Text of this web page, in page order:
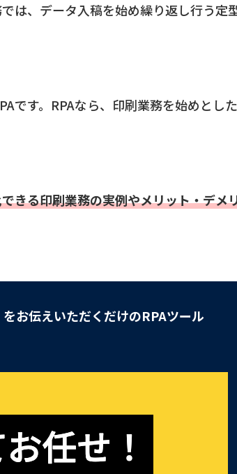
は、データ入稿を始め繰り返し行う定
です。RPAなら、印刷業務を始めとし
きる印刷業務の実例やメリット・デメ
お伝えいただくだけのRPAツール